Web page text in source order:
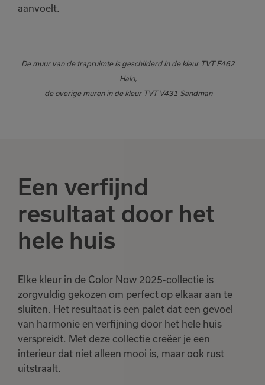
aanvoelt.
De muur van de trapruimte is geschilderd in de kleur TVT F462
Halo,
de overige muren in de kleur TVT V431 Sandman
Een verfijnd
resultaat door het
hele huis
Elke kleur in de Color Now 2025-collectie is
zorgvuldig gekozen om perfect op elkaar aan te
sluiten. Het resultaat is een palet dat een gevoel
van harmonie en verfijning door het hele huis
verspreidt. Met deze collectie creëer je een
interieur dat niet alleen mooi is, maar ook rust
uitstraalt.